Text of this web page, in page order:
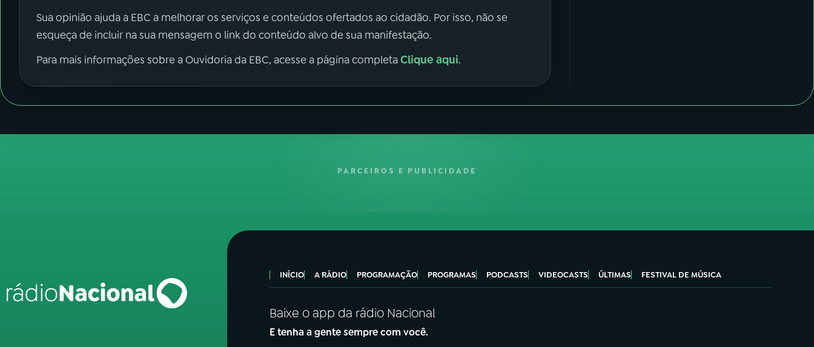
Sua opinião ajuda a EBC a melhorar os serviços e conteúdos ofertados ao cidadão. Por isso, não se
esqueça de incluir na sua mensagem o link do conteúdo alvo de sua manifestação.
Para mais informações sobre a Ouvidoria da EBC, acesse a página completaClique aqui.
PARCEIROS E PUBLICIDADE
INÍCIO A RÁDIO PROGRAMAÇÃO PROGRAMAS PODCASTS VIDEOCASTS ÚLTIMAS FESTIVAL DE MÚSICA
Baixe o app da rádio Nacional
E tenha a gente sempre com você.